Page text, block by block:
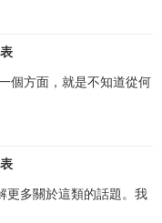
個方面，就是不知道從何
更多關於這類的話題。我